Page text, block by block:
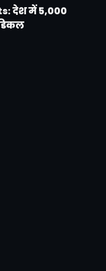
देश में 5,000